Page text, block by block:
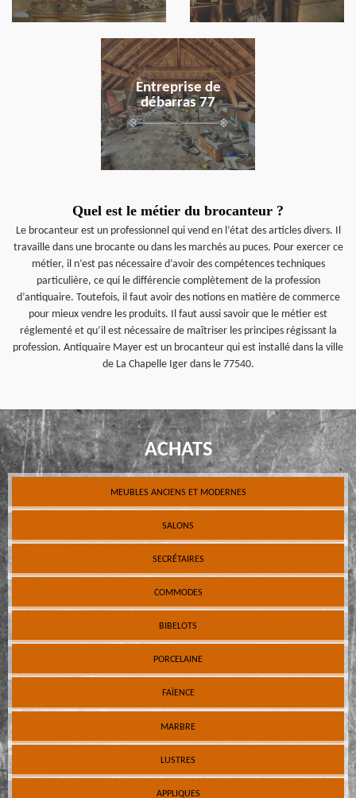
Entreprise de
débarras 77
en savoir plus
Quel est le métier du brocanteur ?
Le brocanteur est un professionnel qui vend en l’état des articles divers. Il
travaille dans une brocante ou dans les marchés au puces. Pour exercer ce
métier, il n’est pas nécessaire d’avoir des compétences techniques
particulière, ce qui le différencie complètement de la profession
d’antiquaire. Toutefois, il faut avoir des notions en matière de commerce
pour mieux vendre les produits. Il faut aussi savoir que le métier est
réglementé et qu’il est nécessaire de maîtriser les principes régissant la
profession. Antiquaire Mayer est un brocanteur qui est installé dans la ville
de La Chapelle Iger dans le 77540.
ACHATS
MEUBLES ANCIENS ET MODERNES
SALONS
SECRÉTAIRES
COMMODES
BIBELOTS
PORCELAINE
FAÏENCE
MARBRE
LUSTRES
APPLIQUES